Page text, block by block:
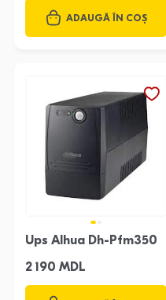
ADAUGĂ ÎN COȘ
Ups Alhua Dh-Pfm350
2 190 MDL